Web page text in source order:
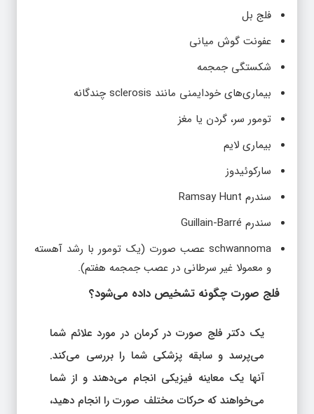
فلج بل
عفونت گوش میانی
شکستگی جمجمه
بیماری‌های خودایمنی مانند sclerosis چندگانه
تومور سر، گردن یا مغز
بیماری لایم
سارکوئیدوز
سندرم Ramsay Hunt
سندرم Guillain-Barré
schwannoma عصب صورت (یک تومور با رشد آهسته
و معمولا غیر سرطانی در عصب جمجمه هفتم).
فلج صورت چگونه تشخیص داده می‌شود؟
یک دکتر فلج صورت در کرمان در مورد علائم شما
می‌پرسد و سابقه پزشکی شما را بررسی می‌کند.
آنها یک معاینه فیزیکی انجام می‌دهند و از شما
می‌خواهند که حرکات مختلف صورت را انجام دهید،